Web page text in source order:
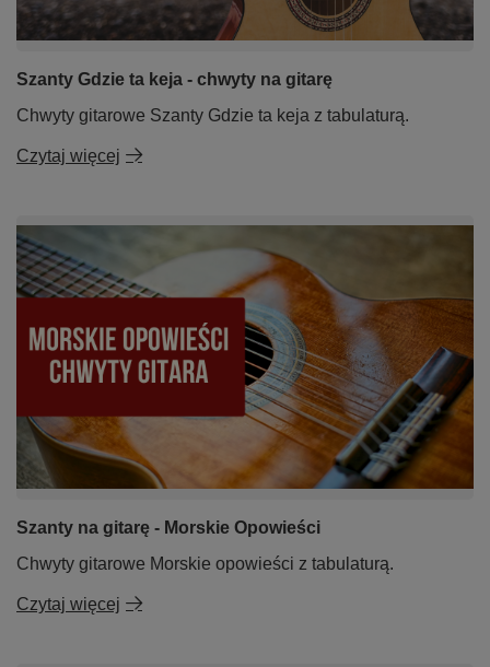
Szanty Gdzie ta keja - chwyty na gitarę
Chwyty gitarowe Szanty Gdzie ta keja z tabulaturą.
Czytaj więcej
Szanty na gitarę - Morskie Opowieści
Chwyty gitarowe Morskie opowieści z tabulaturą.
Czytaj więcej